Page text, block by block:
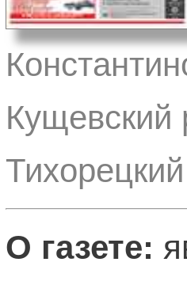
Кущевский
О газете: